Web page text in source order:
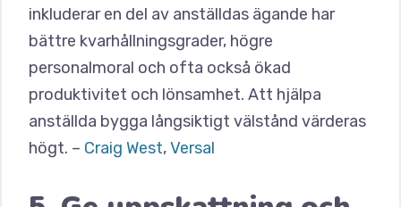
inkluderar en del av anställdas ägande har
bättre kvarhållningsgrader, högre
personalmoral och ofta också ökad
produktivitet och lönsamhet. Att hjälpa
anställda bygga långsiktigt välstånd värderas
högt. – Craig West,Versal